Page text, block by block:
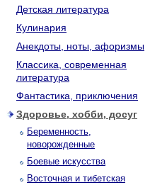
Детская литература
Кулинария
Анекдоты, ноты, афоризмы
Классика, современная
литература
Фантастика, приключения
Здоровье, хобби, досуг
Беременность,
новорожденные
Боевые искусства
Восточная и тибетская